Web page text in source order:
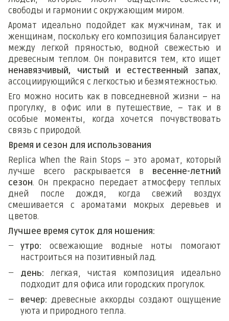
свободы и гармонии с окружающим миром.
Аромат идеально подойдет как мужчинам, так и
женщинам, поскольку его композиция балансирует
между легкой пряностью, водной свежестью и
древесным теплом. Он понравится тем, кто ищет
ненавязчивый, чистый и естественный запах,
ассоциирующийся с легкостью и безмятежностью.
Его можно носить как в повседневной жизни – на
прогулку, в офис или в путешествие, – так и в
особые моменты, когда хочется почувствовать
связь с природой.
Время и сезон для использования
Replica When the Rain Stops – это аромат, который
лучше всего раскрывается в весенне-летний
сезон. Он прекрасно передает атмосферу теплых
дней после дождя, когда свежий воздух
смешивается с ароматами мокрых деревьев и
цветов.
Лучшее время суток для ношения:
утро: освежающие водные ноты помогают
настроиться на позитивный лад.
день: легкая, чистая композиция идеально
подходит для офиса или городских прогулок.
вечер: древесные аккорды создают ощущение
уюта и природного тепла.